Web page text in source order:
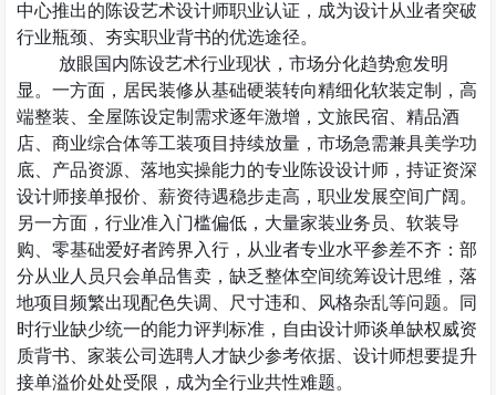
中心推出的陈设艺术设计师职业认证，成为设计从业者突破
行业瓶颈、夯实职业背书的优选途径。
放眼国内陈设艺术行业现状，市场分化趋势愈发明
显。一方面，居民装修从基础硬装转向精细化软装定制，高
端整装、全屋陈设定制需求逐年激增，文旅民宿、精品酒
店、商业综合体等工装项目持续放量，市场急需兼具美学功
底、产品资源、落地实操能力的专业陈设设计师，持证资深
设计师接单报价、薪资待遇稳步走高，职业发展空间广阔。
另一方面，行业准入门槛偏低，大量家装业务员、软装导
购、零基础爱好者跨界入行，从业者专业水平参差不齐：部
分从业人员只会单品售卖，缺乏整体空间统筹设计思维，落
地项目频繁出现配色失调、尺寸违和、风格杂乱等问题。同
时行业缺少统一的能力评判标准，自由设计师谈单缺权威资
质背书、家装公司选聘人才缺少参考依据、设计师想要提升
接单溢价处处受限，成为全行业共性难题。